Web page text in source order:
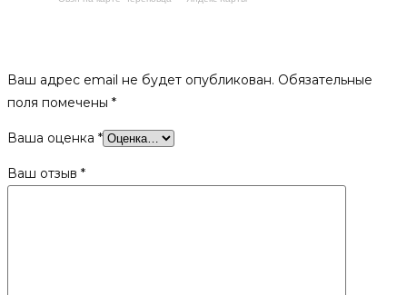
Ваш адрес email не будет опубликован. Обязательные
поля помечены *
Ваша оценка *
Ваш отзыв *